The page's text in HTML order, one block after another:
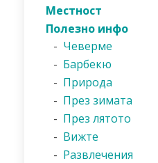
Местност
Полезно инфо
- Чеверме
- Барбекю
- Природа
- През зимата
- През лятото
- Вижте
- Развлечения